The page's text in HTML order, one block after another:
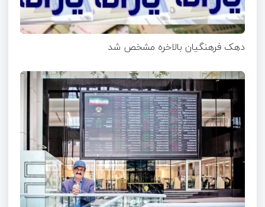
دهک فرهنگیان بالاخره مشخص شد